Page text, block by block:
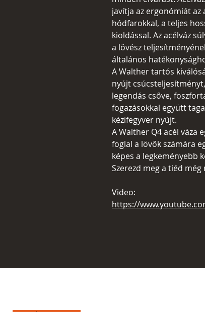
javítja az ergonómiát
hódfarokkal, a teljes
kioldással. Az acélváz
a lövész
általános
A Walther tartós
nyújt
legendás csőve,
fogazásokkal együtt
kézifegyver nyújt.
A Walther Q4 acél váza
foglal a lövők számára
képes a legkeményebb
Szerezd meg a tiéd
Video:
https://